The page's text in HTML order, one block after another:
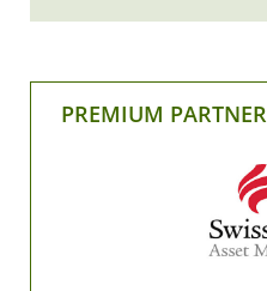
PREMIUM PARTNER